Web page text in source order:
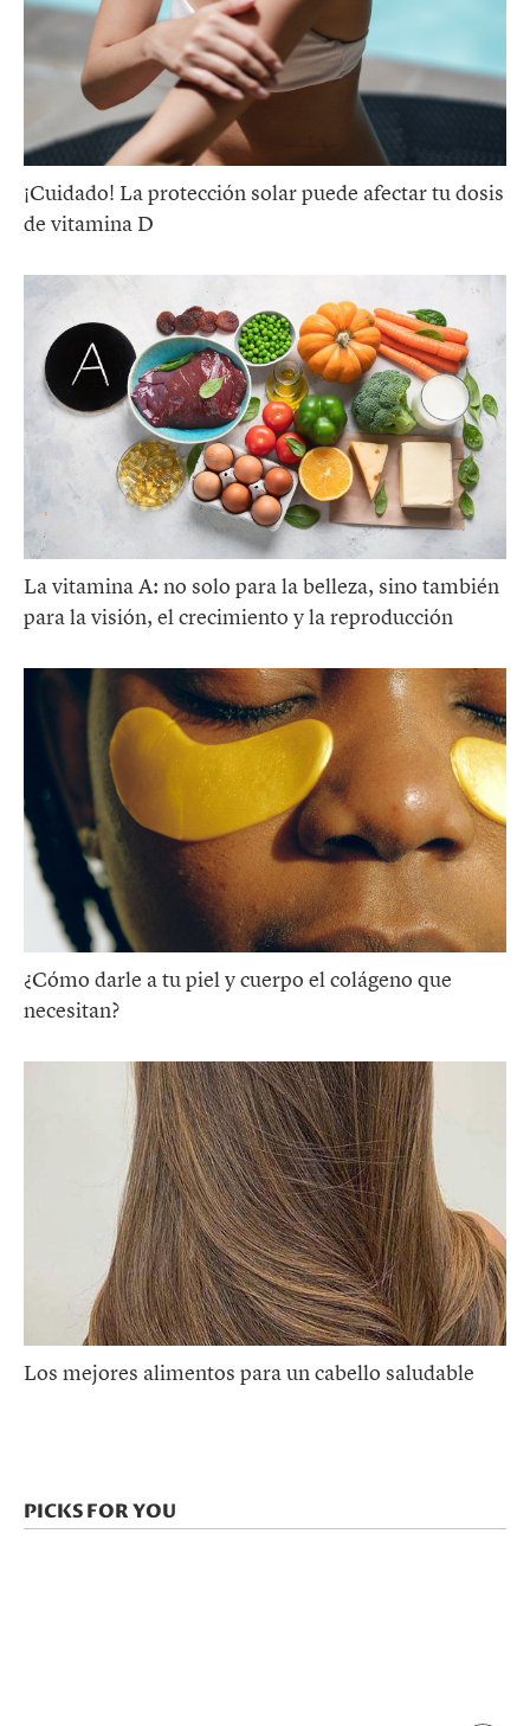
¡Cuidado! La protección solar puede afectar tu dosis
de vitamina D
La vitamina A: no solo para la belleza, sino también
para la visión, el crecimiento y la reproducción
¿Cómo darle a tu piel y cuerpo el colágeno que
necesitan?
Los mejores alimentos para un cabello saludable
PICKS FOR YOU